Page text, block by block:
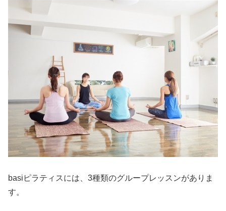
basiピラティスには、3種類のグループレッスンがありま
す。